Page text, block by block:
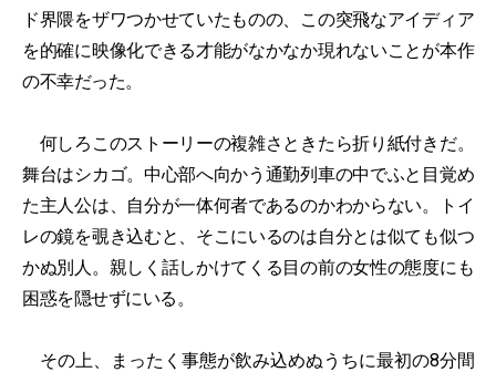
ド界隈をザワつかせていたものの、この突飛なアイディア
を的確に映像化できる才能がなかなか現れないことが本作
の不幸だった。
何しろこのストーリーの複雑さときたら折り紙付きだ。
舞台はシカゴ。中心部へ向かう通勤列車の中でふと目覚め
た主人公は、自分が一体何者であるのかわからない。トイ
レの鏡を覗き込むと、そこにいるのは自分とは似ても似つ
かぬ別人。親しく話しかけてくる目の前の女性の態度にも
困惑を隠せずにいる。
その上、まったく事態が飲み込めぬうちに最初の8分間